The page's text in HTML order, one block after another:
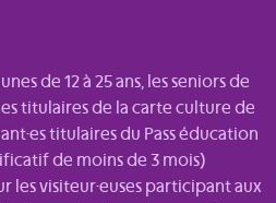
de 12 à 25 ans, les seniors de
titulaires de la carte culture de
titulaires du Pass éducation
de moins de 3 mois)
les visiteur·euses participant aux